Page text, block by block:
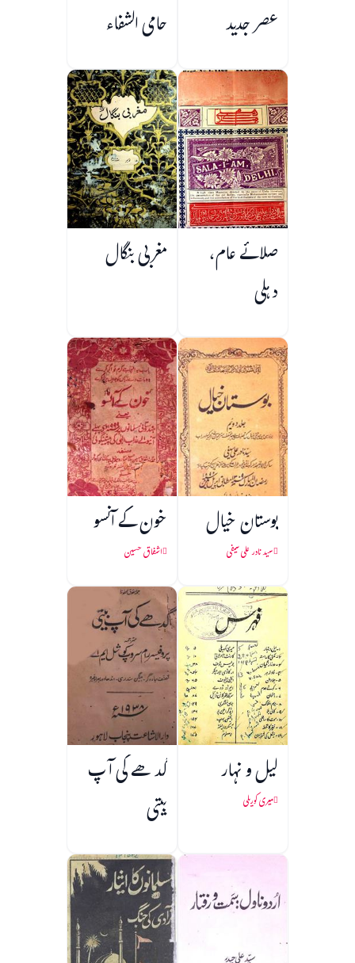
عصر جدید حامی الشفاء
صلائے عام،
دہلی
مغربی بنگال
بوستان خیال
سید نادر علی سیفی
خون کے آنسو
اشفاق حسین
لیل و نہار
میری کوریلی
گدھے کی آپ
بیتی